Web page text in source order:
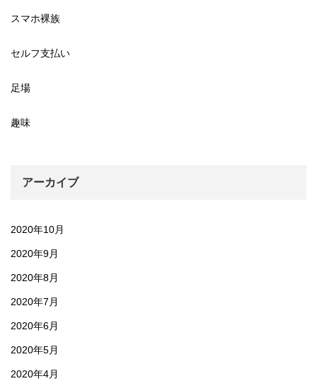
スマホ裸族
セルフ支払い
足場
趣味
アーカイブ
2020年10月
2020年9月
2020年8月
2020年7月
2020年6月
2020年5月
2020年4月